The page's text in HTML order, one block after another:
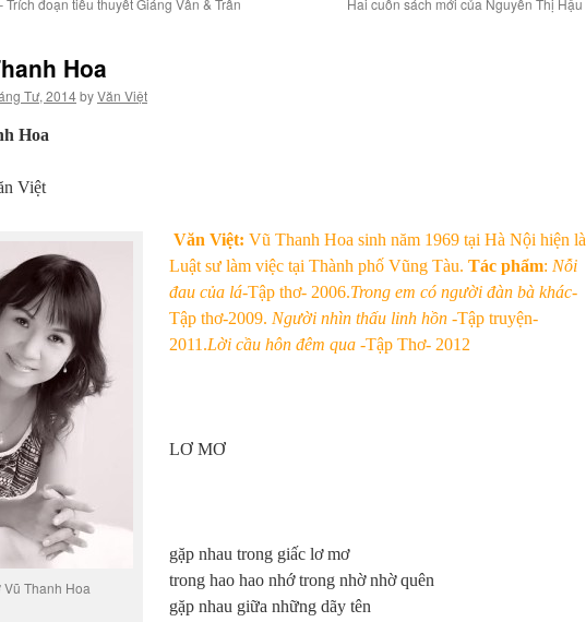
Trích đoạn tiểu thuyết Giáng Vân & Trần
Hai cuốn sách mới của Nguyễn Thị Hậu
Hoa
Tư, 2014byVăn Việt
Hoa
Việt
Vũ Thanh Hoa
Văn Việt: Vũ Thanh Hoa sinh năm 1969 tại Hà Nội hiện là
Luật sư làm việc tại Thành phố Vũng Tàu. Tác phẩm: Nỗi
đau của lá-Tập thơ- 2006.Trong em có người đàn bà khác-
Tập thơ-2009. Người nhìn thấu linh hồn -Tập truyện-
2011.Lời cầu hôn đêm qua -Tập Thơ- 2012
LƠ MƠ
gặp nhau trong giấc lơ mơ
trong hao hao nhớ trong nhờ nhờ quên
gặp nhau giữa những dãy tên